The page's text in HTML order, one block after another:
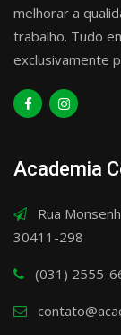
melhorar a
trabalho. Tudo
exclusivamente
Academia
Rua
30411-298
(031) 2555-